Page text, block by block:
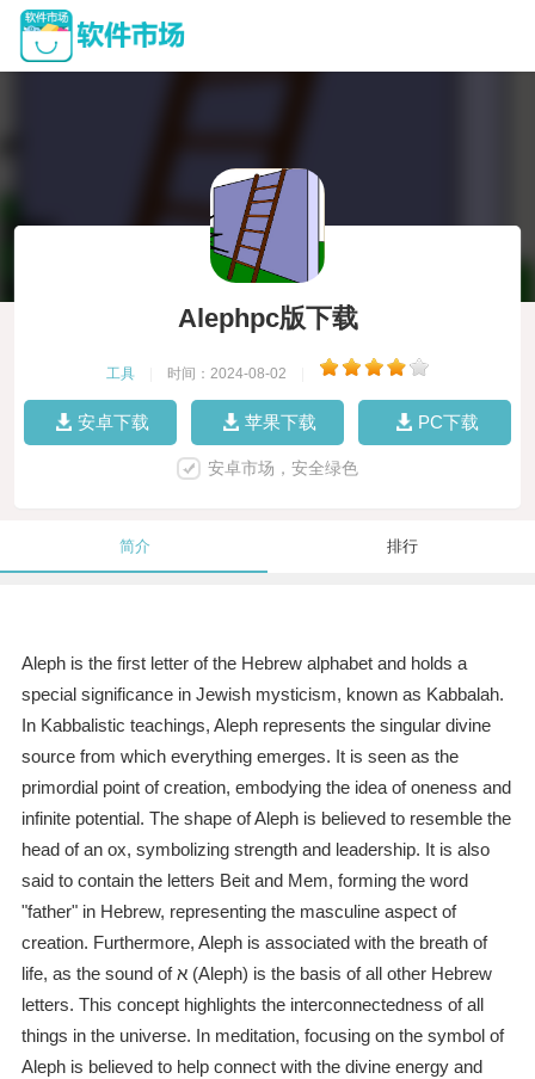
Alephpc版下载
工具 时间：2024-08-02
安卓下载 苹果下载 PC下载
安卓市场，安全绿色
简介 排行
Aleph is the first letter of the Hebrew alphabet and holds a
special significance in Jewish mysticism, known as Kabbalah.
In Kabbalistic teachings, Aleph represents the singular divine
source from which everything emerges. It is seen as the
primordial point of creation, embodying the idea of oneness and
infinite potential. The shape of Aleph is believed to resemble the
head of an ox, symbolizing strength and leadership. It is also
said to contain the letters Beit and Mem, forming the word
"father" in Hebrew, representing the masculine aspect of
creation. Furthermore, Aleph is associated with the breath of
life, as the sound of א (Aleph) is the basis of all other Hebrew
letters. This concept highlights the interconnectedness of all
things in the universe. In meditation, focusing on the symbol of
Aleph is believed to help connect with the divine energy and